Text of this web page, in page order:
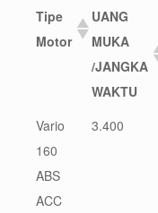
Tipe
Motor
UANG
MUKA
/JANGKA
WAKTU
Vario
160
ABS
ACC
3.400